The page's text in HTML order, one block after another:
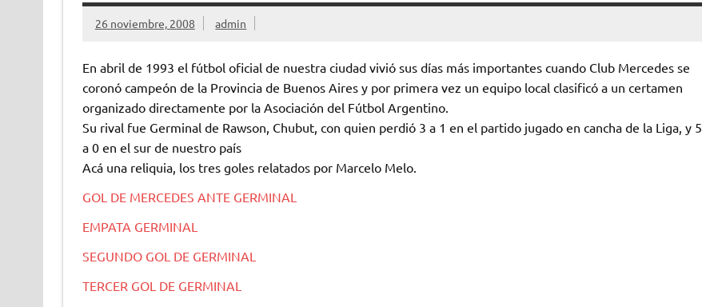
26 noviembre, 2008 admin
En abril de 1993 el fútbol oficial de nuestra ciudad vivió sus días más importantes cuando Club Mercedes se
coronó campeón de la Provincia de Buenos Aires y por primera vez un equipo local clasificó a un certamen
organizado directamente por la Asociación del Fútbol Argentino.
Su rival fue Germinal de Rawson, Chubut, con quien perdió 3 a 1 en el partido jugado en cancha de la Liga, y 5
a 0 en el sur de nuestro país
Acá una reliquia, los tres goles relatados por Marcelo Melo.
GOL DE MERCEDES ANTE GERMINAL
EMPATA GERMINAL
SEGUNDO GOL DE GERMINAL
TERCER GOL DE GERMINAL